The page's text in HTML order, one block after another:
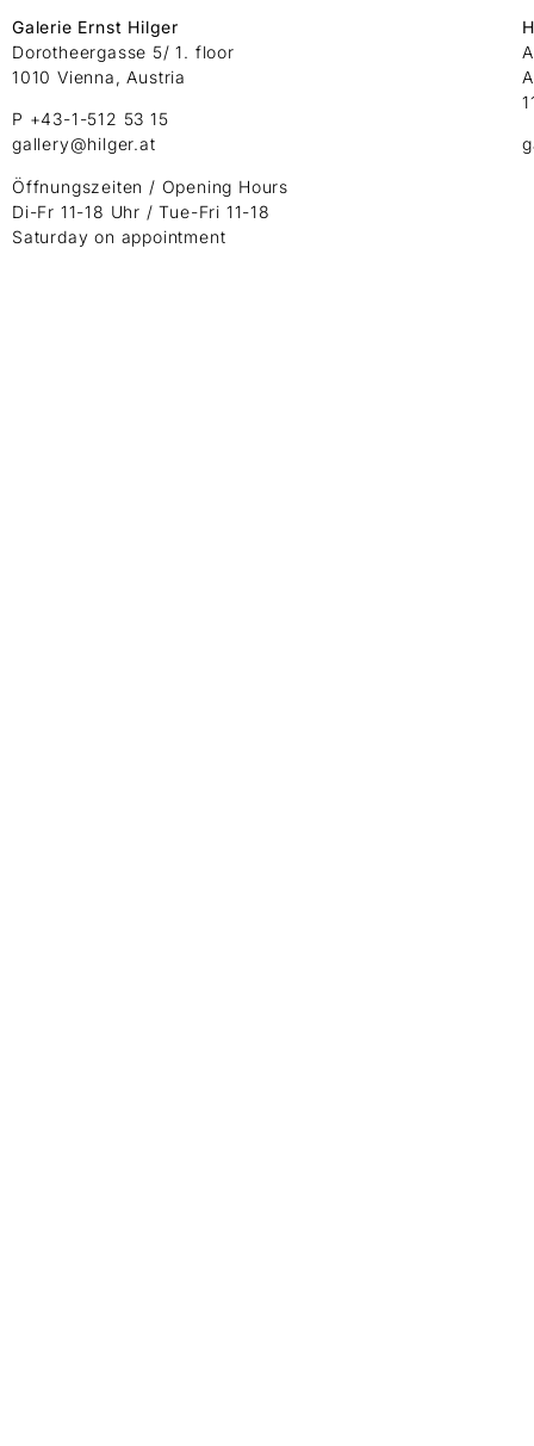
Galerie Ernst Hilger
Dorotheergasse 5/ 1. floor
1010 Vienna, Austria
P +43-1-512 53 15
gallery@hilger.at
Öffnungszeiten / Opening Hours
Di-Fr 11-18 Uhr / Tue-Fri 11-18
Saturday on appointment